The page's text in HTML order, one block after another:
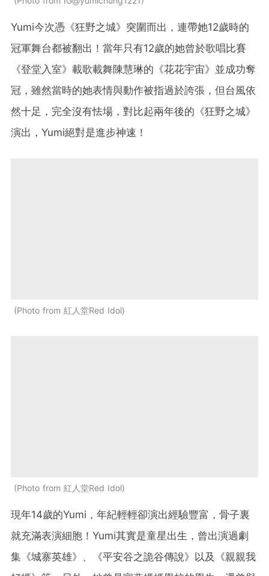
Yumi今次憑《狂野之城》突圍而出，連帶她12歲時的
冠軍舞台都被翻出！當年只有12歲的她曾於歌唱比賽
《登堂入室》載歌載舞陳慧琳的《花花宇宙》並成功奪
冠，雖然當時的她表情與動作被指過於誇張，但台風依
然十足，完全沒有怯場，對比起兩年後的《狂野之城》
演出，Yumi絕對是進步神速！
Photo from 紅人堂Red Idol
Photo from 紅人堂Red Idol
現年14歲的Yumi，年紀輕輕卻演出經驗豐富，骨子裏
就充滿表演細胞！Yumi其實是童星出生，曾出演過劇
集《城寨英雄》、《平安谷之詭谷傳說》以及《親親我